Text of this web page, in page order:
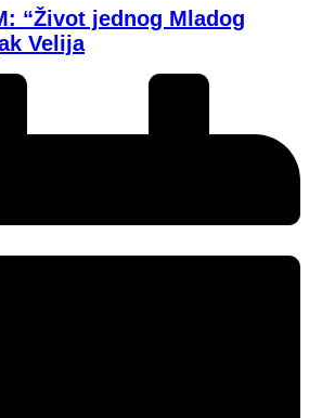
“Život jednog Mladog
Velija